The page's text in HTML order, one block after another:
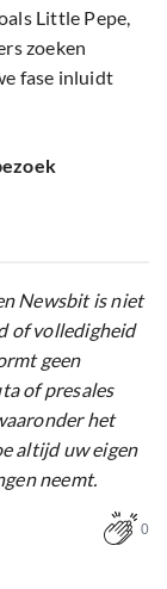
Little Pepe,
zoeken
fase inluidt
Newsbit is niet
of volledigheid
geen
of presales
het
altijd uw eigen
neemt.
0